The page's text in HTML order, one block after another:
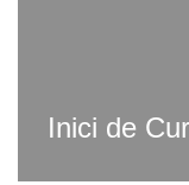
Inici de